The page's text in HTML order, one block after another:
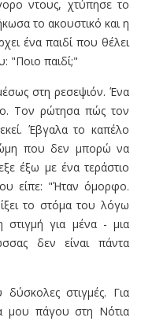
ντους, χτύπησε το
το ακουστικό και η
ένα παιδί που θέλει
"Ποιο παιδί;"
στη ρεσεψιόν. Ένα
Τον ρώτησα πώς τον
Έβγαλα το καπέλο
που δεν μπορώ να
έξω με ένα τεράστιο
είπε: "Ήταν όμορφο.
το στόμα του λόγω
για μένα - μια
δεν είναι πάντα
στιγμές. Για
μου πάγου στη Νότια